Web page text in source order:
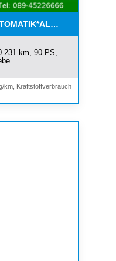
km, 90 PS,
km, Kraftstoffverbrauch